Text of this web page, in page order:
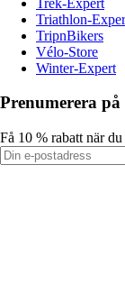
Triathlon-
TripnBikers
Vélo-Store
Winter-Expert
Prenumerera
Få 10 % rabatt när